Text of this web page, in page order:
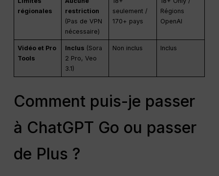
régionales
restriction
(Pas de VPN
nécessaire)
seulement /
170+ pays
Régions
OpenAI
Vidéo et Pro
Tools
Inclus (Sora
2 Pro, Veo
3.1)
Non inclus Inclus
Comment puis-je passer
à ChatGPT Go ou passer
de Plus ?